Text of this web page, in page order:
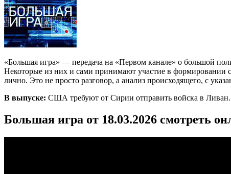
«Большая игра» — передача на «Первом канале» о большой
Некоторые из них и сами принимают участие в формировании
лично. Это не просто разговор, а анализ происходящего, с
В выпуске: США требуют от Сирии отправить войска в Ливан.
Большая игра от 18.03.2026 смотреть